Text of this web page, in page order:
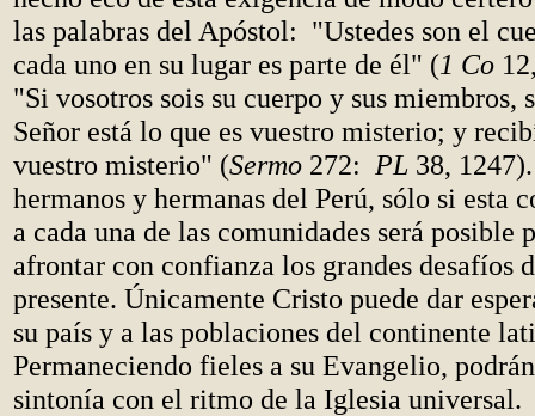
las palabras del Apóstol: "Ustedes son el
cada uno en su lugar es parte de él" (1 Co
"Si vosotros sois su cuerpo y sus miembros,
Señor está lo que es vuestro misterio; y
vuestro misterio" (Sermo 272: PL 38,
hermanos y hermanas del Perú, sólo si esta
a cada una de las comunidades será posible
afrontar con confianza los grandes desafíos
presente. Únicamente Cristo puede dar
su país y a las poblaciones del continente
Permaneciendo fieles a su Evangelio,
sintonía con el ritmo de la Iglesia universal.